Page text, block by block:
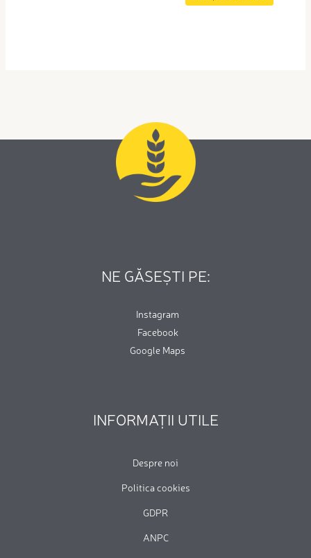
NE GĂSEȘTI PE:
Instagram
Facebook
Google Maps
INFORMAȚII UTILE
Despre noi
Politica cookies
GDPR
ANPC